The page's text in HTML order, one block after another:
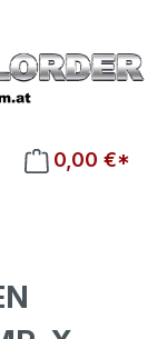
0 Produkte auf
0,00 €*